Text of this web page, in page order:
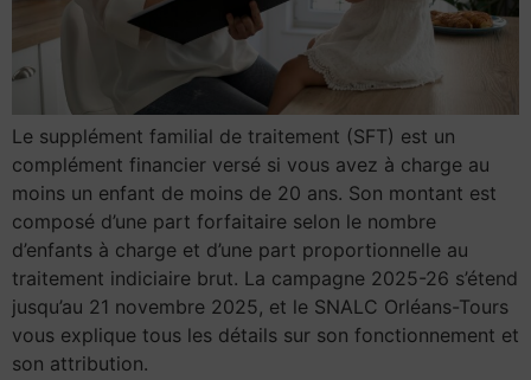
Le supplément familial de traitement (SFT) est un
complément financier versé si vous avez à charge au
moins un enfant de moins de 20 ans. Son montant est
composé d’une part forfaitaire selon le nombre
d’enfants à charge et d’une part proportionnelle au
traitement indiciaire brut. La campagne 2025-26 s’étend
jusqu’au 21 novembre 2025, et le SNALC Orléans-Tours
vous explique tous les détails sur son fonctionnement et
son attribution.